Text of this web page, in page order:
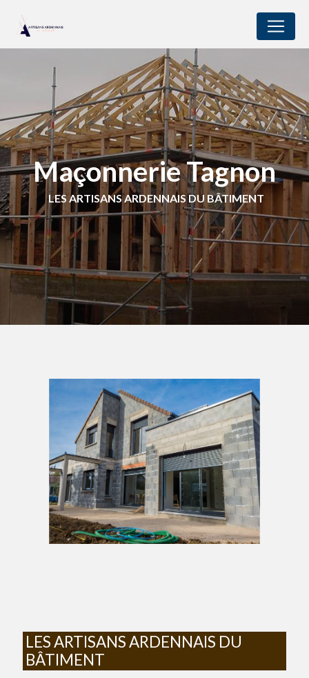
Maçonnerie Tagnon
LES ARTISANS ARDENNAIS DU BÂTIMENT
LES ARTISANS ARDENNAIS DU
BÂTIMENT